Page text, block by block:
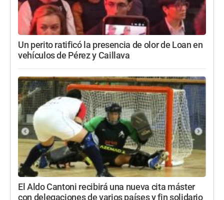
Un perito ratificó la presencia de olor de Loan en
vehículos de Pérez y Caillava
El Aldo Cantoni recibirá una nueva cita máster
con delegaciones de varios países y fin solidario